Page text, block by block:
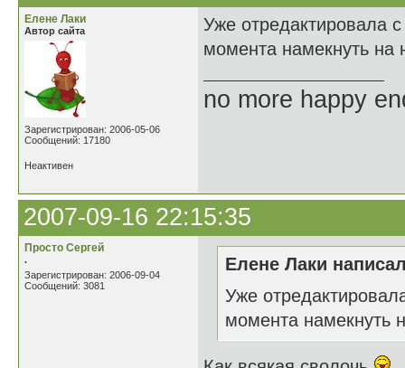
Елене Лаки
Автор сайта
Зарегистрирован: 2006-05-06
Сообщений: 17180
Уже отредактировала
момента намекнуть на
no more happy
Неактивен
2007-09-16 22:15:35
Просто Сергей
.
Зарегистрирован: 2006-09-04
Сообщений: 3081
Елене Лаки
Уже
момента намекнуть